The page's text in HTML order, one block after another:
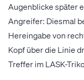
Augenblicke später
Angreifer: Diesmal
Hereingabe von
Kopf über die Linie
Treffer im LASK-